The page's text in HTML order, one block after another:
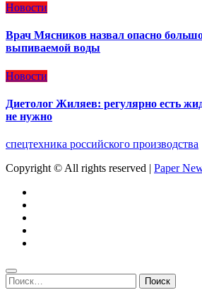
Новости
Врач Мясников назвал опасно
выпиваемой воды
Новости
Диетолог Жиляев: регулярно есть
не нужно
спецтехника российского производства
Copyright © All rights reserved | Paper
Найти: